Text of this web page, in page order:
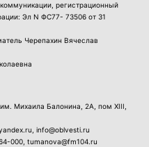
регистрационный
Эл N ФС77- 73506 от 31
Черепахин Вячеслав
Михаила Балонина, 2А, пом XIII,
info@oblvesti.ru
000 , tumanova@fm104.ru